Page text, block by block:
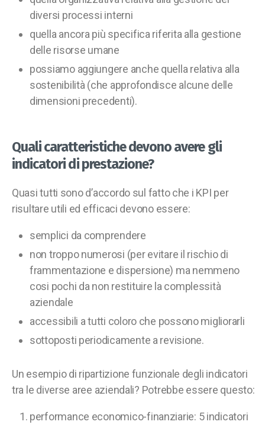
diversi processi interni
quella ancora più specifica riferita alla gestione
delle risorse umane
possiamo aggiungere anche quella relativa alla
sostenibilità (che approfondisce alcune delle
dimensioni precedenti).
Quali caratteristiche devono avere gli
indicatori di prestazione?
Quasi tutti sono d’accordo sul fatto che i KPI per
risultare utili ed efficaci devono essere:
semplici da comprendere
non troppo numerosi (per evitare il rischio di
frammentazione e dispersione) ma nemmeno
cosi pochi da non restituire la complessità
aziendale
accessibili a tutti coloro che possono migliorarli
sottoposti periodicamente a revisione.
Un esempio di ripartizione funzionale degli indicatori
tra le diverse aree aziendali? Potrebbe essere questo:
performance economico-finanziarie: 5 indicatori